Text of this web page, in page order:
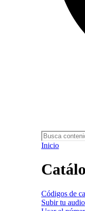
Inicio
Códigos de
Subir tu